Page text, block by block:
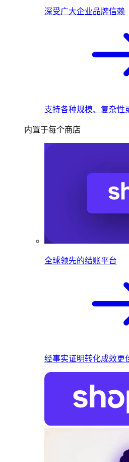
深受广大企业品牌信赖
支持各种规模、复杂性
内置于每个商店
全球领先的结账平台
经事实证明转化成效更